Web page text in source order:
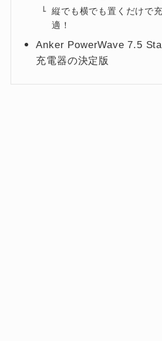
縦でも横でも置くだけで
適！
Anker PowerWave 7.5
充電器の決定版